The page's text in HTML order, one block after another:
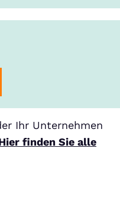
Ihr Unternehmen
finden Sie alle